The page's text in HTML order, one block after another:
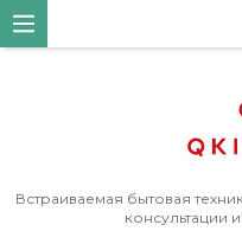
Встраиваемая бытовая
консультации